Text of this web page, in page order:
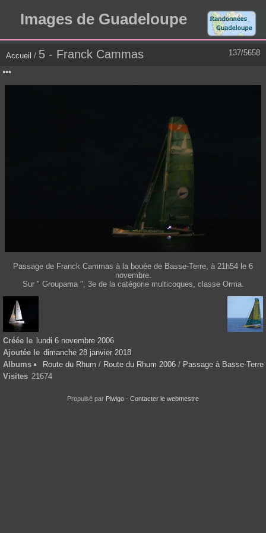
Images de Guadeloupe
137/5658
Accueil / 5 - Franck Cammas
Passage de Franck Cammas à la bouée de Basse-Terre, à 21h54 le 6
novembre.
Sur " Groupama ", 3e de la catégorie multicoques, classe Orma.
Créée le
lundi 6 novembre 2006
Ajoutée le dimanche 28 janvier 2018
Albums
Route du Rhum / Route du Rhum 2006 / Passage à Basse-Terre
Visites 21674
Propulsé par Piwigo - Contacter le webmestre